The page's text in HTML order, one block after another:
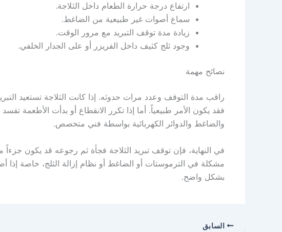
ارتفاع درجة حرارة الطعام داخل الثلاجة.
سماع أصوات غير طبيعية من الضاغط.
زيادة مدة توقف التبريد مع مرور الوقت.
وجود ثلج كثيف داخل الفريزر أو على الجدار الخلفي.
نصائح مهمة
راقب مدة التوقف وعدد مرات حدوثه. إذا كانت الثلاجة تستعيد
فقد يكون الأمر طبيعياً. أما إذا تكرر الانقطاع أو بدأت الأطعمة
والضاغط والدوائر الكهربائية بواسطة فني متخصص.
في النهاية، فإن توقف تبريد الثلاجة فجأة ثم رجوعه قد يكون جزءاً
مشكلة في الترموستات أو الضاغط أو نظام إزالة الثلج، خاصة إذا
بشكل واضح.
السابق